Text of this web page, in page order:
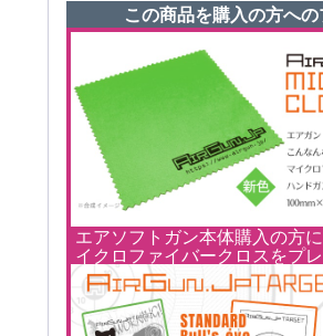
この商品を購入の方へ
エアソフトガン本体購入の方
イクロファイバークロスをプレ